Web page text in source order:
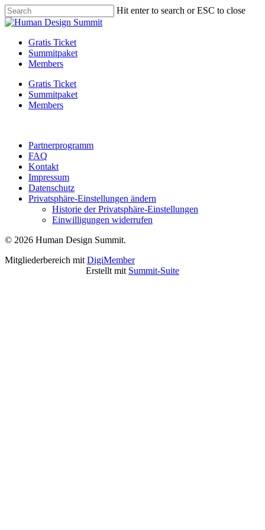
Skip
to
content
Hit enter to search or ESC to close
Close
Menu
Gratis Ticket
Summitpaket
Members
Gratis Ticket
Summitpaket
Members
Partnerprogramm
FAQ
Kontakt
Impressum
Datenschutz
Privatsphäre-Einstellungen ändern
Historie der Privatsphäre-Einstellungen
Einwilligungen widerrufen
© 2026 Human Design Summit.
Mitgliederbereich mit DigiMember
Erstellt mit Summit-Suite